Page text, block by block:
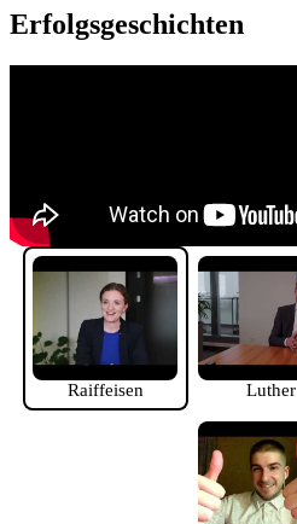
Erfolgsgeschichten
Raiffeisen Luther